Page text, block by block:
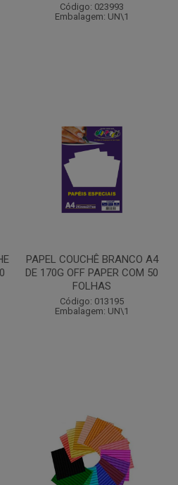
Código: 023993
Embalagem: UN\1
PAPEL COUCHÊ BRANCO A4
DE 170G OFF PAPER COM 50
FOLHAS
Código: 013195
Embalagem: UN\1